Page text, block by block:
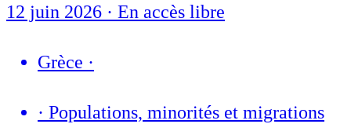
12 juin 2026 · En accès libre
Grèce ·
· Populations, minorités et migrations